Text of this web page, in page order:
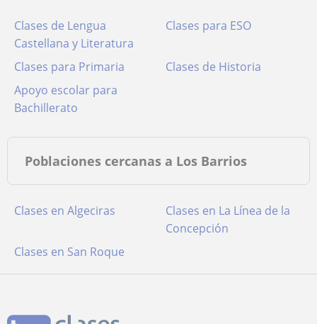
Clases de Lengua
Castellana y Literatura
Clases para ESO
Clases para Primaria
Clases de Historia
Apoyo escolar para
Bachillerato
Poblaciones cercanas a Los Barrios
Clases en Algeciras
Clases en La Línea de la
Concepción
Clases en San Roque